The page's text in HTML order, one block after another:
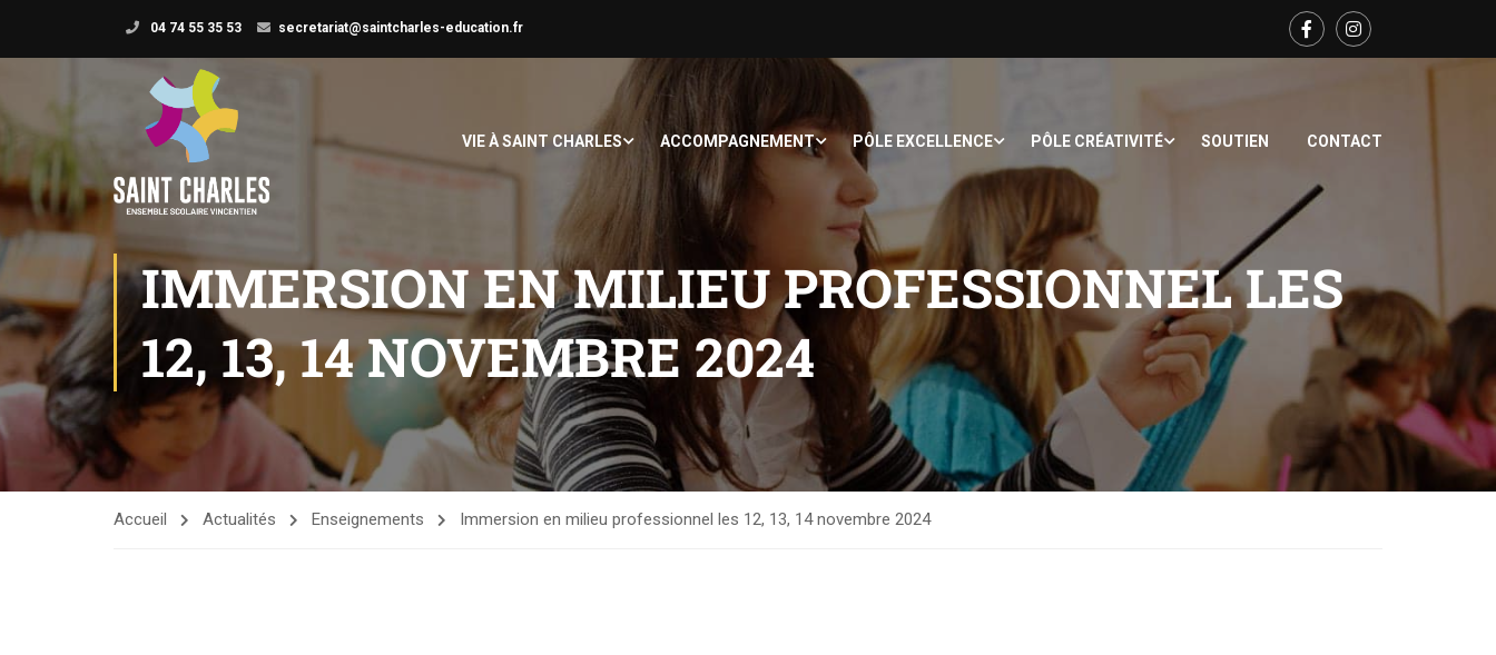
04 74 55 35 53 secretariat@saintcharles-education.fr
VIE À SAINT CHARLES ACCOMPAGNEMENT PÔLE EXCELLENCE PÔLE CRÉATIVITÉ SOUTIEN CONTACT
IMMERSION EN MILIEU PROFESSIONNEL LES
12, 13, 14 NOVEMBRE 2024
Accueil Actualités Enseignements Immersion en milieu professionnel les 12, 13, 14 novembre 2024